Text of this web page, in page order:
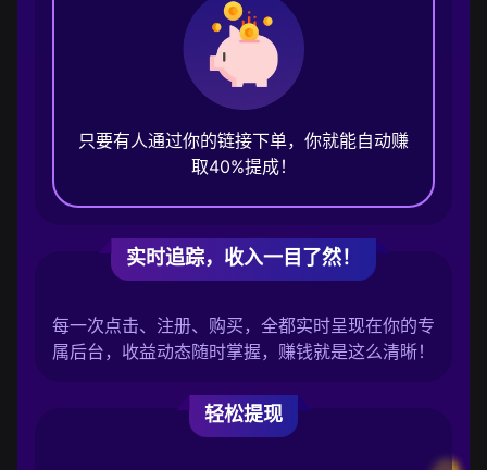
只要有人通过你的链接下单，你就能自动赚
取40%提成！
实时追踪，收入一目了然！
每一次点击、注册、购买，全都实时呈现在你的专
属后台，收益动态随时掌握，赚钱就是这么清晰！
轻松提现